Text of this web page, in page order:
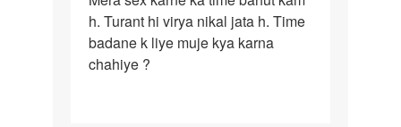
sex
karne
ka
h. Turant hi virya nikal jata h. Time
badane k liye muje kya karna
chahiye ?